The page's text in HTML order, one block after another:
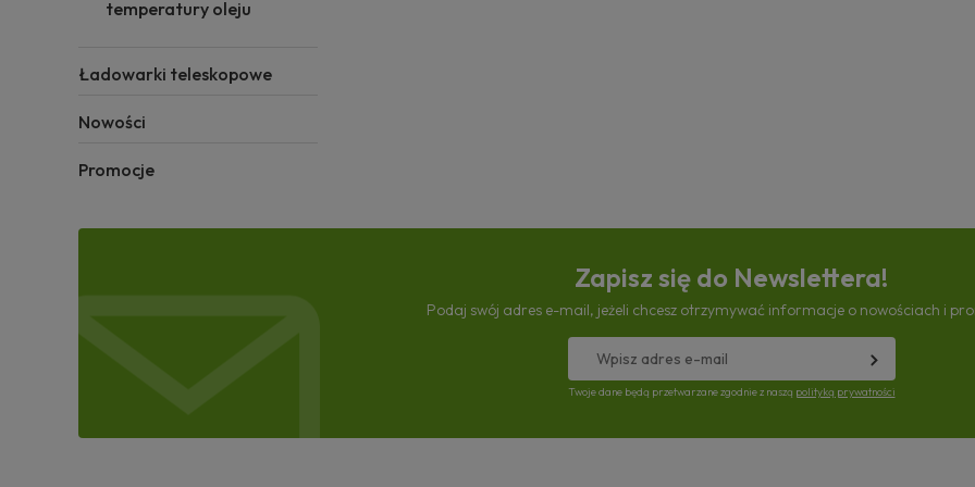
temperatury oleju
Ładowarki teleskopowe
Nowości
Promocje
Zapisz się do Newslettera!
Podaj swój adres e-mail, jeżeli chcesz otrzymywać informacje o nowościach i
Twoje dane będą przetwarzane zgodnie z naszą polityką prywatności